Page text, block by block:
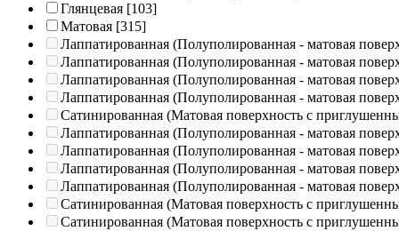
Глянцевая [103]
Матовая [315]
Лаппатированная (Полуполированная - матовая
Лаппатированная (Полуполированная - матовая
Лаппатированная (Полуполированная - матовая
Лаппатированная (Полуполированная - матовая
Сатинированная (Матовая поверхность с
Лаппатированная (Полуполированная - матовая
Лаппатированная (Полуполированная - матовая
Лаппатированная (Полуполированная - матовая
Лаппатированная (Полуполированная - матовая
Сатинированная (Матовая поверхность с
Сатинированная (Матовая поверхность с